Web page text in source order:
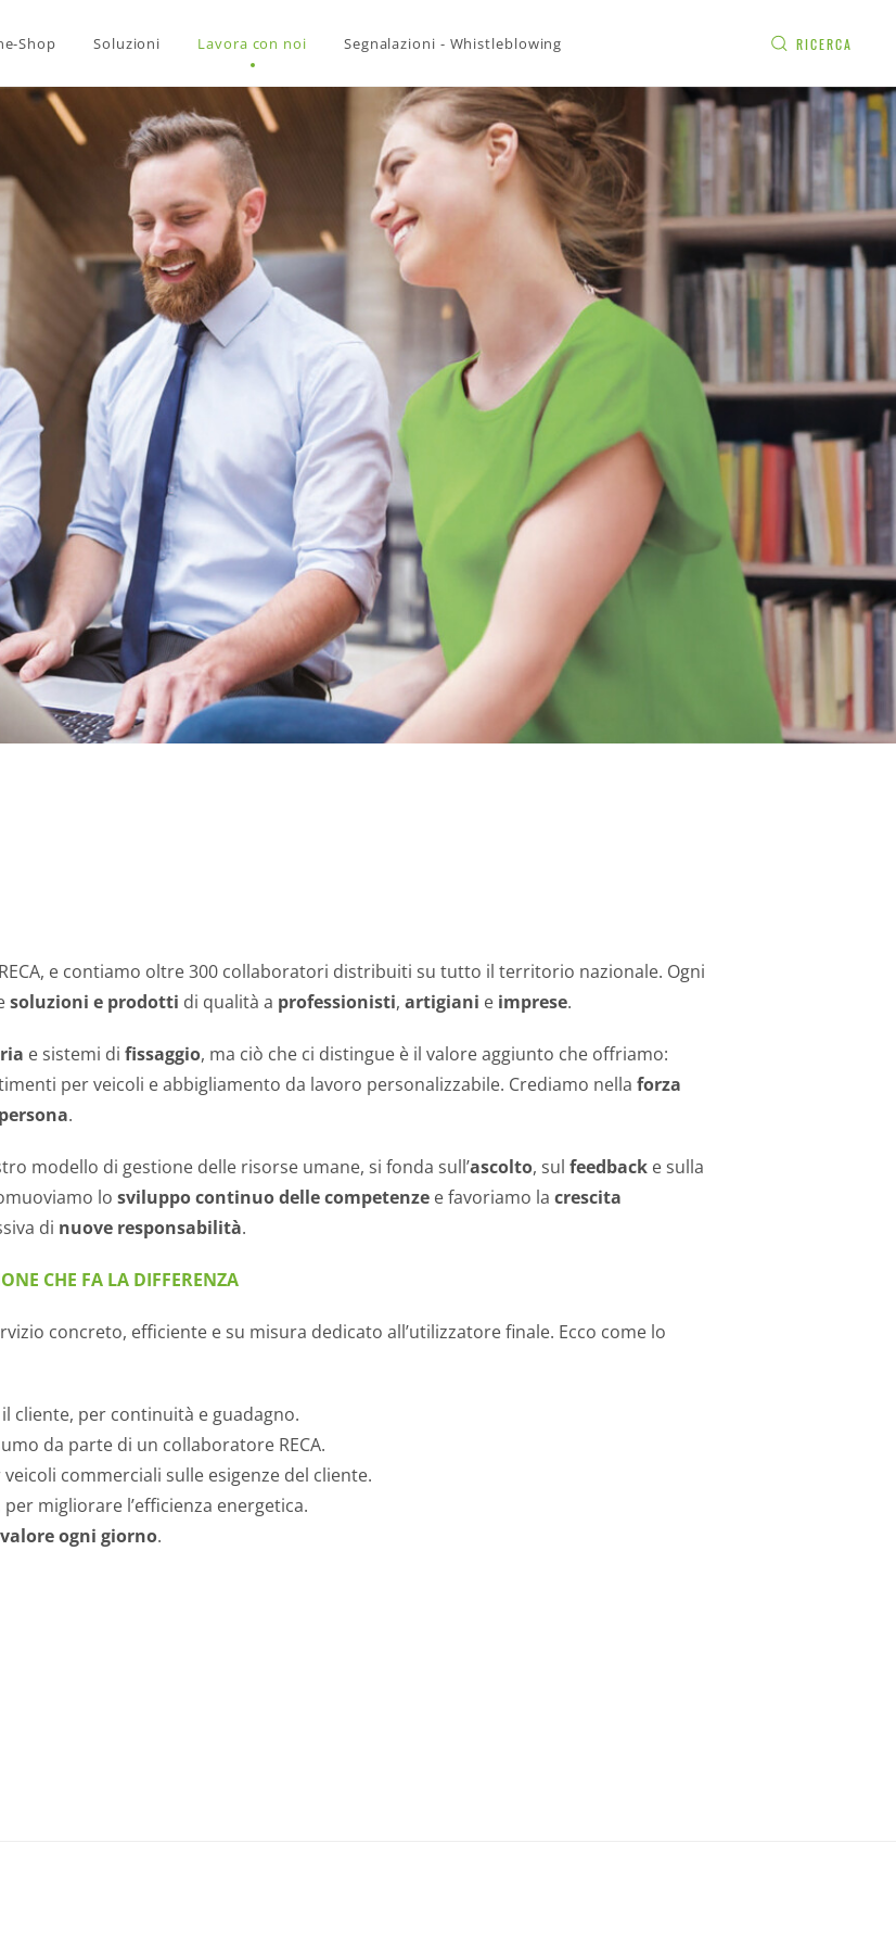
Shop Soluzioni Lavora con noi Segnalazioni - Whistleblowing RICERCA
e contiamo oltre 300 collaboratori distribuiti su tutto il territorio nazionale. Ogni
soluzioni e prodotti di qualità a professionisti, artigiani e imprese.
e sistemi di fissaggio, ma ciò che ci distingue è il valore aggiunto che offriamo:
per veicoli e abbigliamento da lavoro personalizzabile. Crediamo nella forza
.
modello di gestione delle risorse umane, si fonda sull’ascolto, sul feedbacke sulla
lo sviluppo continuo delle competenzee favoriamo la crescita
di nuove responsabilità.
CHE FA LA DIFFERENZA
concreto, efficiente e su misura dedicato all’utilizzatore finale. Ecco come lo
cliente, per continuità e guadagno.
da parte di un collaboratore RECA.
veicoli commerciali sulle esigenze del cliente.
migliorare l’efficienza energetica.
ogni giorno.